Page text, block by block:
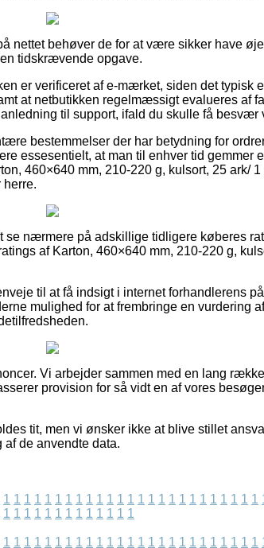
nettet behøver de for at være sikker have
tidskrævende opgave.
er verificeret af e-mærket, siden det typisk
at netbutikken regelmæssigt evalueres af
til support, ifald du skulle få besvær
bestemmelser der har betydning for
essesentielt, at man til enhver tid gemmer
460×640 mm, 210-220 g, kulsort, 25 ark/
herre.
nærmere på adskillige tidligere køberes
af Karton, 460×640 mm, 210-220 g,
til at få indsigt i internet forhandlerens
mulighed for at frembringe en vurdering
Vi arbejder sammen med en lang
provision for så vidt en af vores
tit, men vi ønsker ikke at blive stillet
de anvendte data.
1 1 1 1 1 1 1 1 1 1 1 1 1 1 1 1 1 1 1 1 1 1 1 1 1
1 1 1 1 1 1 1 1 1 1 1 1 1
1 1 1 1 1 1 1 1 1 1 1 1 1 1 1 1 1 1 1 1 1 1 1 1 1